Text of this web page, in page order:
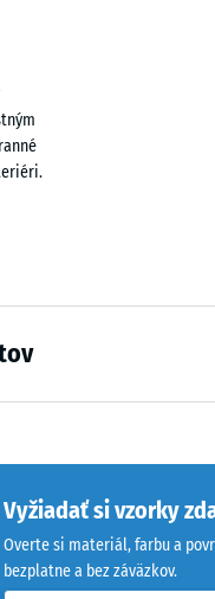
(BS 7188)
"dobrá" (BS 7188)
Vyžiadať si vzorky
Overte si materiál, farbu a
bezplatne a bez záväzkov.